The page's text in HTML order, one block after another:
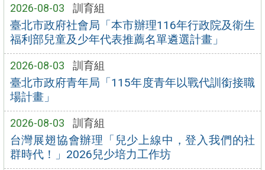
2026-08-03 訓育組
臺北市政府社會局「本市辦理116年行政院及衛生
福利部兒童及少年代表推薦名單遴選計畫」
2026-08-03 訓育組
臺北市政府青年局「115年度青年以戰代訓銜接職
場計畫」
2026-08-03 訓育組
台灣展翅協會辦理「兒少上線中，登入我們的社
群時代！」2026兒少培力工作坊